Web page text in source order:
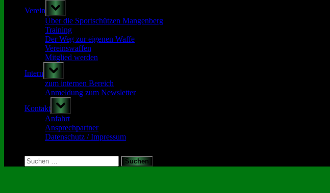
Verein
Toggle
sub-
menu
Über die Sportschützen Mangenberg
Training
Der Weg zur eigenen Waffe
Vereinswaffen
Mitglied werden
Intern
Toggle
sub-
menu
zum internen Bereich
Anmeldung zum Newsletter
Kontakt
Toggle
sub-
menu
Anfahrt
Ansprechpartner
Datenschutz / Impressum
search
form
Suchen
nach: